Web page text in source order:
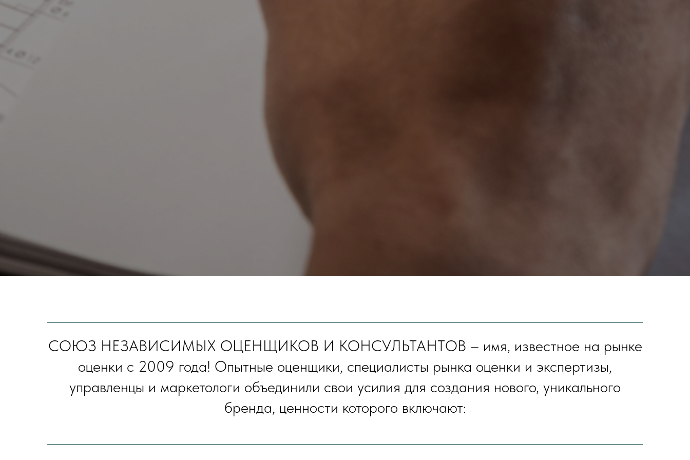
СОЮЗ НЕЗАВИСИМЫХ ОЦЕНЩИКОВ И КОНСУЛЬТАНТОВ – имя, известное на рынке
оценки с 2009 года! Опытные оценщики, специалисты рынка оценки и экспертизы,
управленцы и маркетологи объединили свои усилия для создания нового, уникального
бренда, ценности которого включают: